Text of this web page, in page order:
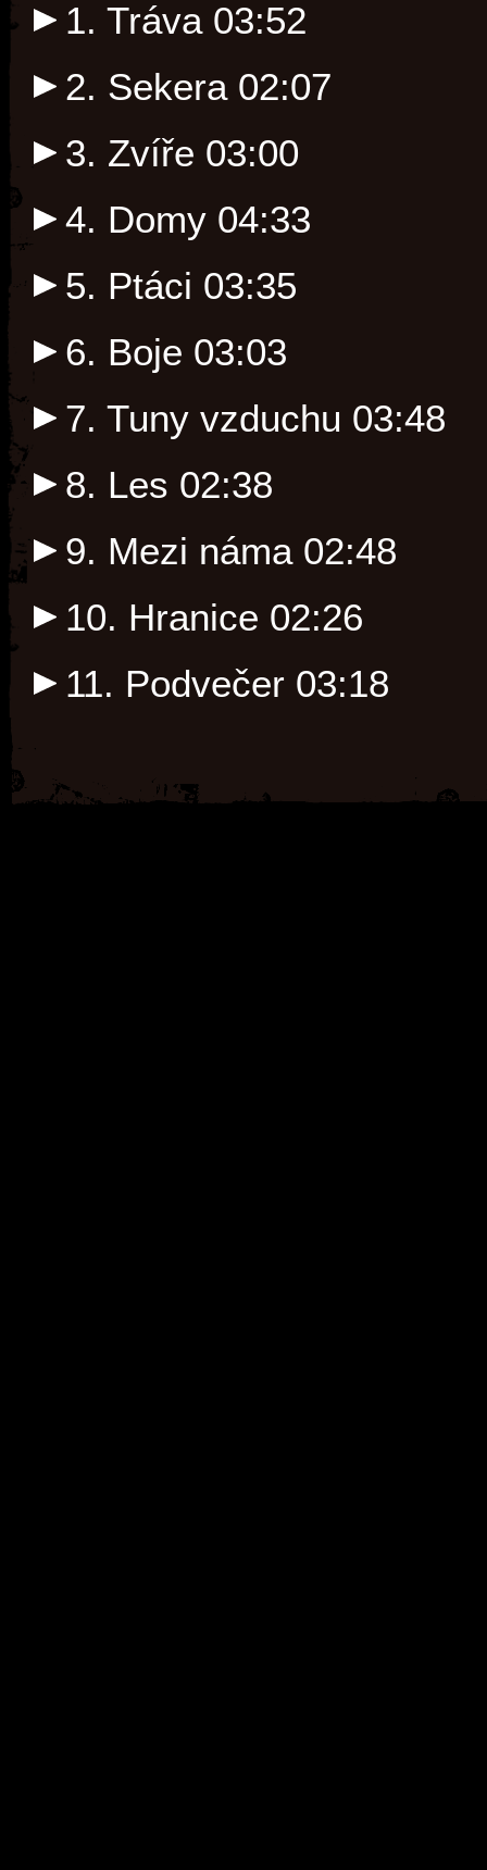
1. Tráva 03:52
2. Sekera 02:07
3. Zvíře 03:00
4. Domy 04:33
5. Ptáci 03:35
6. Boje 03:03
7. Tuny vzduchu 03:48
8. Les 02:38
9. Mezi náma 02:48
10. Hranice 02:26
11. Podvečer 03:18